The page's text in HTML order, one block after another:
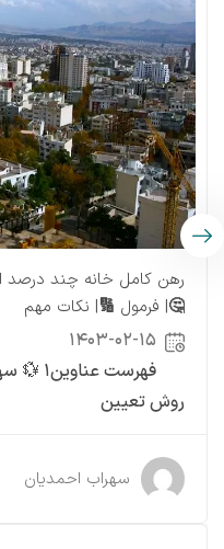
رهن کامل خانه چند
🤔| فرمول 🔢| نکات مهم
۱۴۰۳-۰۲-۱۵
روش تعیین
سهراب احمدیان